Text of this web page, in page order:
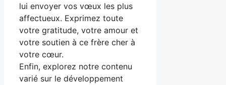
lui envoyer vos vœux les plus
affectueux. Exprimez toute
votre gratitude, votre amour et
votre soutien à ce frère cher à
votre cœur.
Enfin, explorez notre contenu
varié sur le développement